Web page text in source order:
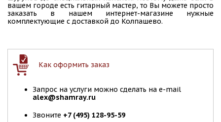
вашем городе есть гитарный мастер, то Вы можете просто
заказать в нашем интернет-магазине нужные
комплектующие с доставкой до Колпашево.
Как оформить заказ
Запрос на услуги можно сделать на e-mail
alex@shamray.ru
Звоните +7 (495) 128-95-59